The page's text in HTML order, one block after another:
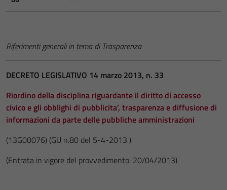
Riferimenti generali in tema di Trasparenza
DECRETO LEGISLATIVO 14 marzo 2013, n. 33
Riordino della disciplina riguardante il diritto di accesso
civico e gli obblighi di pubblicita’, trasparenza e diffusione di
informazioni da parte delle pubbliche amministrazioni
(13G00076) (GU n.80 del 5-4-2013 )
(Entrata in vigore del provvedimento: 20/04/2013)